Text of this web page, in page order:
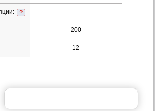
? -
200
12